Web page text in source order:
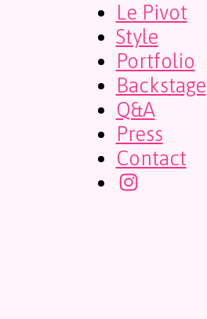
Le Pivot
Style
Portfolio
Backstage
Q&A
Press
Contact